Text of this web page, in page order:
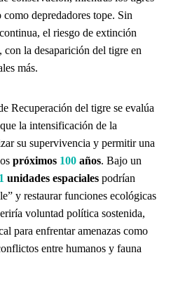
depredadores tope. Sin
el riesgo de extinción
con la desaparición del tigre en
más.
Recuperación del tigre se evalúa
la intensificación de la
su supervivencia y permitir una
próximos 100 años. Bajo un
unidades espaciales podrían
y restaurar funciones ecológicas
voluntad política sostenida,
para enfrentar amenazas como
entre humanos y fauna